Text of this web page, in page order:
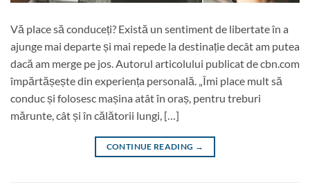
Vă place să conduceți? Există un sentiment de libertate în a
ajunge mai departe și mai repede la destinație decât am putea
dacă am merge pe jos. Autorul articolului publicat de cbn.com
împărtășește din experiența personală. „Îmi place mult să
conduc și folosesc mașina atât în oraș, pentru treburi
mărunte, cât și în călătorii lungi, […]
CONTINUE READING →